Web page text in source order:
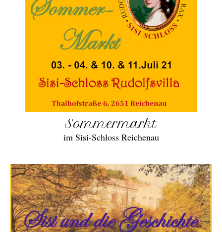
Sommermarkt
im Sisi-Schloss Reichenau